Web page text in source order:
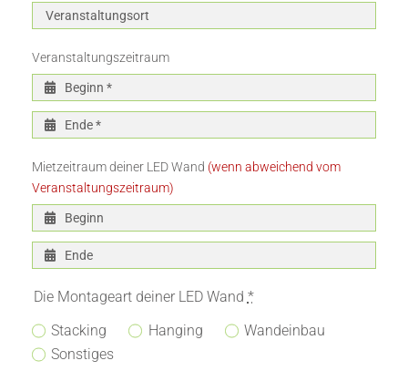
Veranstaltungszeitraum
Mietzeitraum deiner LED Wand (wenn abweichend vom
Veranstaltungszeitraum)
Die Montageart deiner LED Wand *
Stacking
Hanging
Wandeinbau
Sonstiges